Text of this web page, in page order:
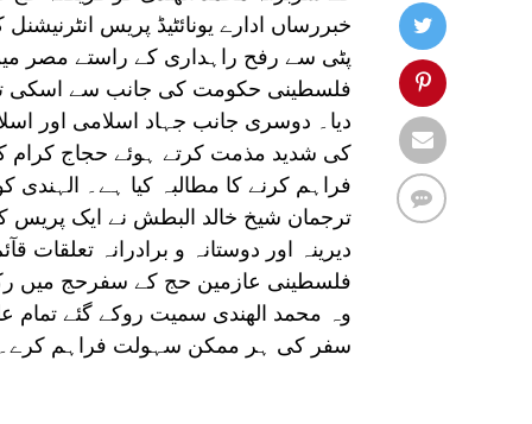
خبررساں ادارے یونائٹیڈ پریس
پٹی سے رفح راہداری کے راستے مصر
فلسطینی حکومت کی جانب سے اسکی
دیا۔ دوسری جانب جہاد اسلامی اور
کی شدید مذمت کرتے ہوئے حجاج
فراہم کرنے کا مطالبہ کیا ہے۔ الہندی
ترجمان شیخ خالد البطش نے ایک پریس
دیرینہ اور دوستانہ و برادرانہ
فلسطینی عازمین حج کے سفرحج میں
وہ محمد الھندی سمیت روکے گئے تمام
سفر کی ہر ممکن سہولت فراہم کرے۔